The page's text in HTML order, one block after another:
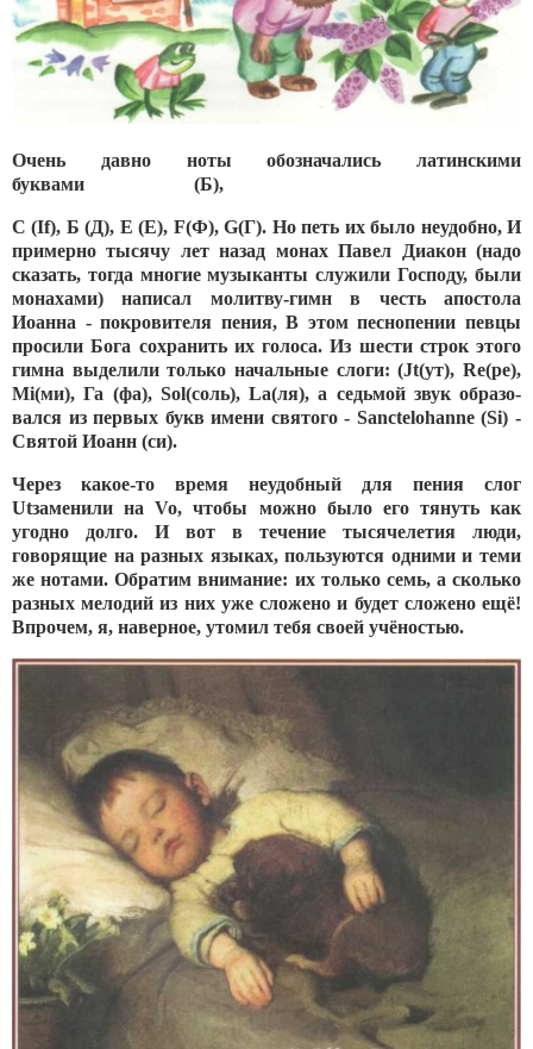
Очень давно ноты обозначались латинскими
буквами (Б),
С (If), Б (Д), Е (Е), F(Ф),G(Г). Но петь их было неудобно, И
при­мерно тысячу лет назад монах Павел Диакон (надо
сказать, тогда многие музыканты служили Господу, были
монахами) написал мо­литву-гимн в честь апостола
Иоанна - покровителя пения, В этом песнопении певцы
просили Бога сохранить их голоса. Из шести строк этого
гимна выделили только начальные слоги: (Jt(ут),Re(ре),
Mi(ми), Га (фа), Sol(соль), La(ля), а седьмой звук образо­
вался из первых букв имени святого - Sanctelohanne(Si) -
Святой Иоанн (си).
Через какое-то время неудобный для пения слог
Utзаменили наVo, чтобы можно было его тянуть как
угодно долго. И вот в течение тысячелетия люди,
говорящие на разных языках, пользуются одни­ми и теми
же нотами. Обратим внимание: их только семь, а сколь­ко
разных мелодий из них уже сложено и будет сложено ещё!
Впрочем, я, наверное, утомил тебя своей учёностью.